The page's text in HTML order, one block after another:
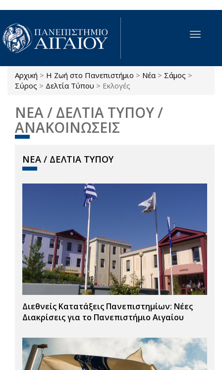
Παράκαμψη προς το κυρίως περιεχόμενο
Toggle
Είστε εδώ
Αρχική > Η Ζωή στο Πανεπιστήμιο > Νέα > Σάμος >
Σύρος > Δελτία Τύπου > Εκλογές
ΝΕΑ / ΔΕΛΤΙΑ ΤΥΠΟΥ /
ΑΝΑΚΟΙΝΩΣΕΙΣ
ΝΕΑ / ΔΕΛΤΙΑ ΤΥΠΟΥ
Διεθνείς Κατατάξεις Πανεπιστημίων: Νέες
Διακρίσεις για το Πανεπιστήμιο Αιγαίου